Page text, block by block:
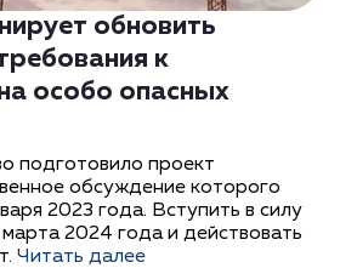
обновить
к
особо опасных
подготовило проект
обсуждение которого
2023 года. Вступить в силу
2024 года и действовать
Читать далее